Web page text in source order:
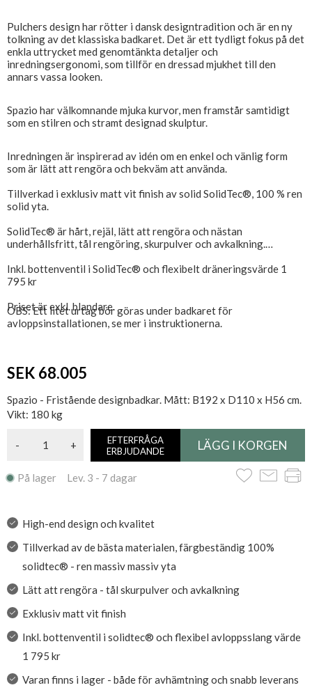
Pulchers design har rötter i dansk designtradition och är en ny
tolkning av det klassiska badkaret. Det är ett tydligt fokus på det
enkla uttrycket med genomtänkta detaljer och
inredningsergonomi, som tillför en dressad mjukhet till den
annars vassa looken.
Spazio har välkomnande mjuka kurvor, men framstår samtidigt
som en stilren och stramt designad skulptur.
Inredningen är inspirerad av idén om en enkel och vänlig form
som är lätt att rengöra och bekväm att använda.
Tillverkad i exklusiv matt vit finish av solid SolidTec®, 100 % ren
solid yta.
SolidTec® är hårt, rejäl, lätt att rengöra och nästan
underhållsfritt, tål rengöring, skurpulver och avkalkning.
Inkl. bottenventil i SolidTec® och flexibelt dräneringsvärde 1
795 kr
Priset är exkl. blandare.
OBS: Ett litet urtag bör göras under badkaret för
avloppsinstallationen, se mer i instruktionerna.
SEK 68.005
Spazio - Fristående designbadkar. Mått: B192 x D110 x H56 cm.
Vikt: 180 kg
- +
EFTERFRÅGA
ERBJUDANDE
På lager Lev. 3 - 7 dagar
High-end design och kvalitet
Tillverkad av de bästa materialen, färgbeständig 100%
solidtec® - ren massiv massiv yta
Lätt att rengöra - tål skurpulver och avkalkning
Exklusiv matt vit finish
Inkl. bottenventil i solidtec® och flexibel avloppsslang värde
1 795 kr
Varan finns i lager - både för avhämtning och snabb leverans